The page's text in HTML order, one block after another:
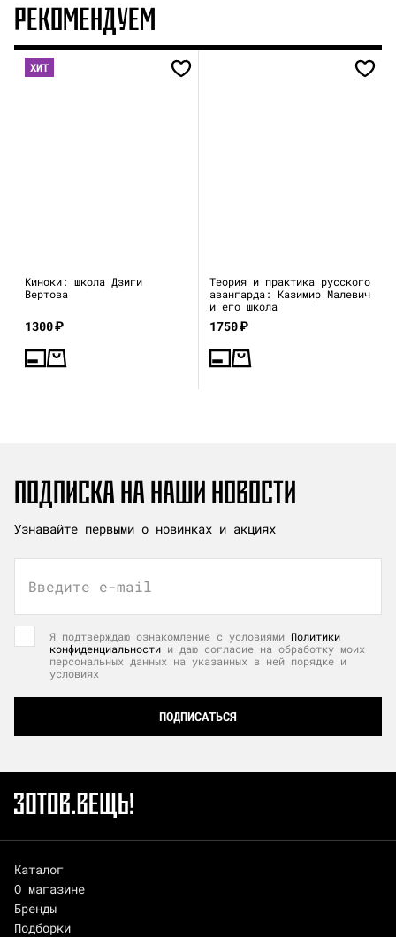
РЕКОМЕНДУЕМ
ХИТ
Киноки: школа Дзиги
Вертова
1300₽
Теория и практика русского
авангарда: Казимир Малевич
и его школа
1750₽
ПОДПИСКА НА НАШИ НОВОСТИ
Узнавайте первыми о новинках и акциях
Введите e-mail
Я подтверждаю ознакомление с условиями Политики
конфиденциальности и даю согласие на обработку моих
персональных данных на указанных в ней порядке и
условиях
ПОДПИСАТЬСЯ
Каталог
О магазине
Бренды
Подборки